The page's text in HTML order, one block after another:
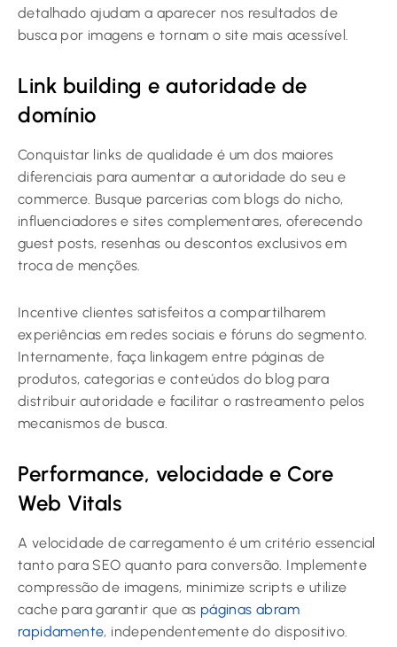
detalhado ajudam a aparecer nos resultados de
busca por imagens e tornam o site mais acessível.
Link building e autoridade de
domínio
Conquistar links de qualidade é um dos maiores
diferenciais para aumentar a autoridade do seu e
commerce. Busque parcerias com blogs do nicho,
influenciadores e sites complementares, oferecendo
guest posts, resenhas ou descontos exclusivos em
troca de menções.
Incentive clientes satisfeitos a compartilharem
experiências em redes sociais e fóruns do segmento.
Internamente, faça linkagem entre páginas de
produtos, categorias e conteúdos do blog para
distribuir autoridade e facilitar o rastreamento pelos
mecanismos de busca.
Performance, velocidade e Core
Web Vitals
A velocidade de carregamento é um critério essencial
tanto para SEO quanto para conversão. Implemente
compressão de imagens, minimize scripts e utilize
cache para garantir que as páginas abram
rapidamente, independentemente do dispositivo.